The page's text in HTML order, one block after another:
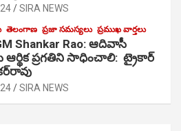
SIRA NEWS
తెలంగాణ ప్రజా సమస్యలు ప్రముఖ వార్తలు
Shankar Rao: ఆదివాసీ
ప్రగతిని సాధించాలి: ట్రైకార్
SIRA NEWS